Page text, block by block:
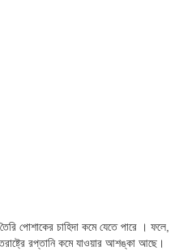
পোশাকের চাহিদা কমে যেতে পারে । ফলে,
রপ্তানি কমে যাওয়ার আশঙ্কা আছে।